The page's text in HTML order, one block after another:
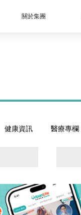
關於集團
健康資訊 醫療專欄